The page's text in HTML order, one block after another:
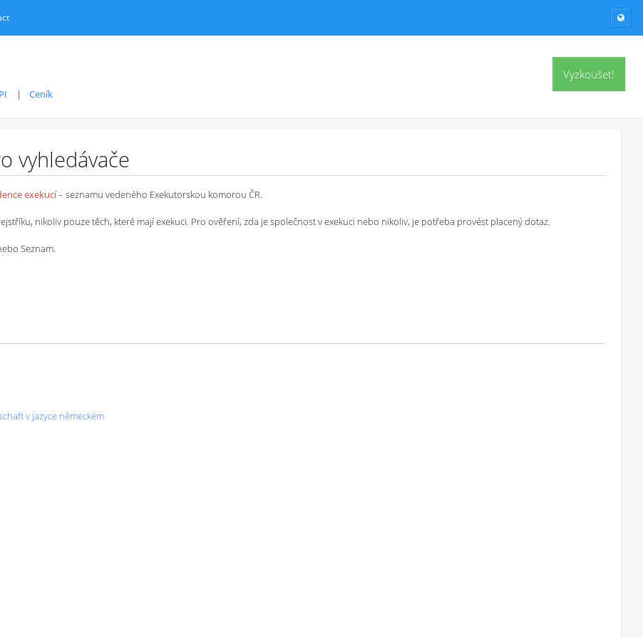
Vyzkoušet!
Ceník
vyhledávače
exekucí– seznamu vedeného Exekutorskou komorou ČR.
nikoliv pouze těch, které mají exekuci. Pro ověření, zda je společnost v exekuci nebo nikoliv, je potřeba provést placený dotaz.
Seznam.
v jazyce německém